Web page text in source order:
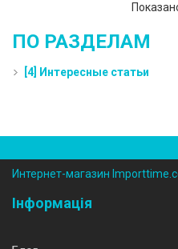
ПО РАЗДЕЛАМ
[4] Интересные статьи
Интернет-магазин
Інформація